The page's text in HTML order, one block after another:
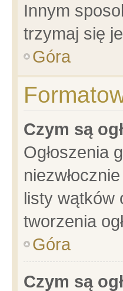
Innym
trzymaj się
Góra
Czym są
Ogłoszenia
listy wątków
tworzenia
Góra
Czym są